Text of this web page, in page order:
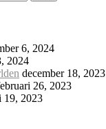
6, 2024
2024
december 18, 2023
26, 2023
19, 2023